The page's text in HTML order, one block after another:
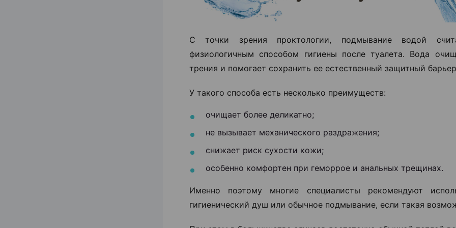
С точки зрения проктологии, подмывание водой
физиологичным способом гигиены после туалета. Вода
трения и помогает сохранить ее естественный защитный
У такого способа есть несколько преимуществ:
очищает более деликатно;
не вызывает механического раздражения;
снижает риск сухости кожи;
особенно комфортен при геморрое и анальных трещинах.
Именно поэтому многие специалисты рекомендуют
гигиенический душ или обычное подмывание, если такая